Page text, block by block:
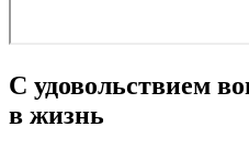
С удовольствием
в жизнь